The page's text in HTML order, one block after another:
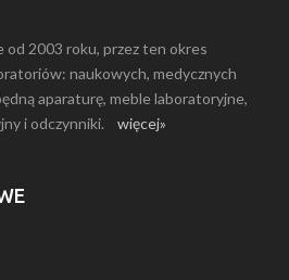
od 2003 roku, przez ten okres
naukowych, medycznych
aparaturę, meble laboratoryjne,
i odczynniki. więcej»